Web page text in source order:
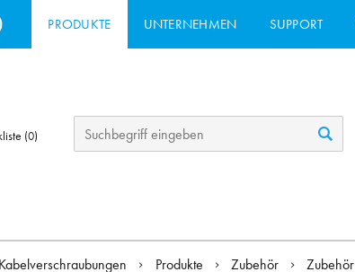
PRODUKTE UNTERNEHMEN SUPPORT
(0)
Kabelverschraubungen Produkte Zubehör Zubehör